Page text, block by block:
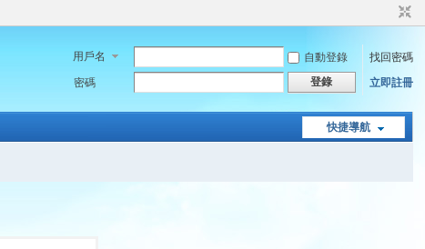
用戶名 自動登錄
找回密碼
密碼
登錄 立即註冊
快捷導航